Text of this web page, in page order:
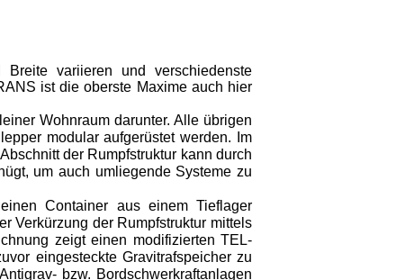
variieren und verschiedenste
ist die oberste Maxime auch hier
Wohnraum darunter. Alle übrigen
modular aufgerüstet werden. Im
der Rumpfstruktur kann durch
um auch um­liegende Systeme zu
Container aus einem Tieflager
Verkürzung der Rumpfstruktur mittels
zeigt einen modifizierten TEL-
ein­gesteckte Gravitrafspeicher zu
bzw. Bordschwerkraftanlagen